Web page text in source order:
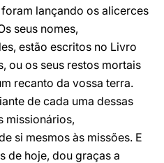
lançando os alicerces
seus nomes,
estão escritos no Livro
ou os seus restos mortais
recanto da vossa terra.
de cada uma dessas
missionários,
si mesmos às missões. E
de hoje, dou graças a